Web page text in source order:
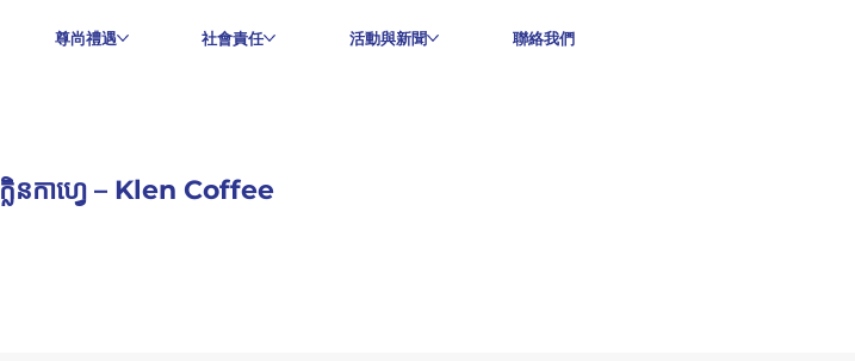
尊尚禮遇 社會責任 活動與新聞 聯絡我們
ក្លិនកាហ្វេ – Klen Coffee